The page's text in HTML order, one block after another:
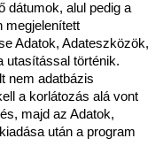
dátumok, alul pedig a
megjelenített
Adatok, Adateszközök,
utasítással történik.
nem adatbázis
a korlátozás alá vont
majd az Adatok,
után a program